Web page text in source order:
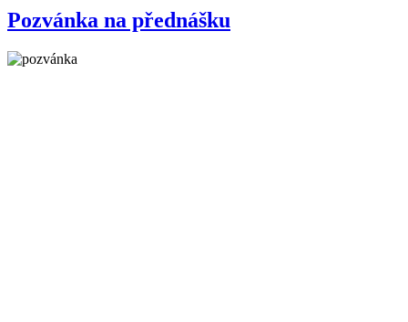
Pozvánka na přednášku